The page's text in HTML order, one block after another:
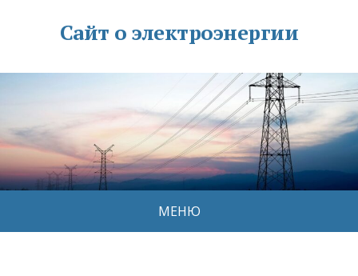
Сайт о электроэнергии
МЕНЮ